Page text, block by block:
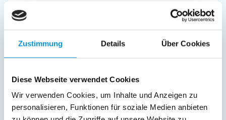
Zustimmung Details Über Cookies
Diese Webseite verwendet Cookies
Wir verwenden Cookies, um Inhalte und Anzeigen zu
personalisieren, Funktionen für soziale Medien anbieten
Radio
Außenanlage:
Gartenstühle
Parkplatz
Balkon